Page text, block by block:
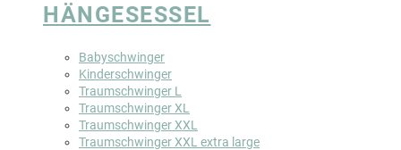
HÄNGESESSEL
Babyschwinger
Kinderschwinger
Traumschwinger L
Traumschwinger XL
Traumschwinger XXL
Traumschwinger XXL extra large